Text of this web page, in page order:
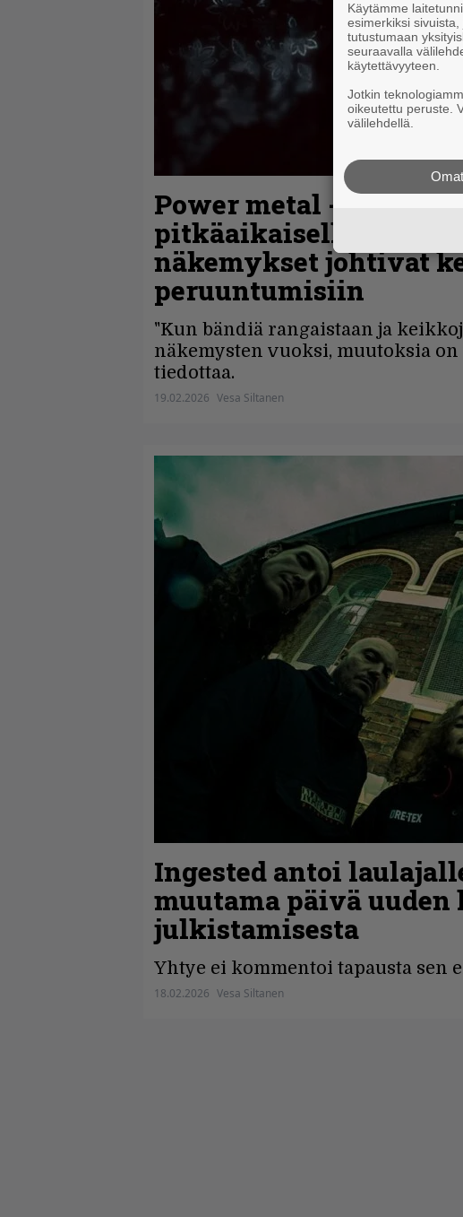
Power metal -
pitkäaikaiselle
näkemykset johtivat
peruuntumisiin
"Kun bändiä rangaistaan ja
näkemysten vuoksi, muutoksia
tiedottaa.
19.02.2026 Vesa Siltanen
Ingested antoi
muutama päivä
julkistamisesta
Yhtye ei kommentoi tapausta sen
18.02.2026 Vesa Siltanen
Käytämme
esimerkiksi
tutustumaan
seuraavalla
käytettävyyteen.
Jotkin
oikeutettu peruste.
välilehdellä.